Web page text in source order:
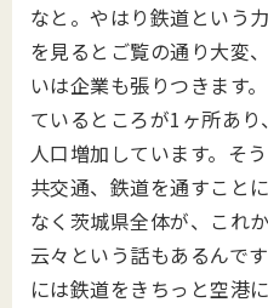
なと。やはり鉄道という
を見るとご覧の通り大変
いは企業も張りつきます
ているところが1ヶ所あ
人口増加しています。そ
共交通、鉄道を通すこと
なく茨城県全体が、これ
云々という話もあるんで
には鉄道をきちっと空港